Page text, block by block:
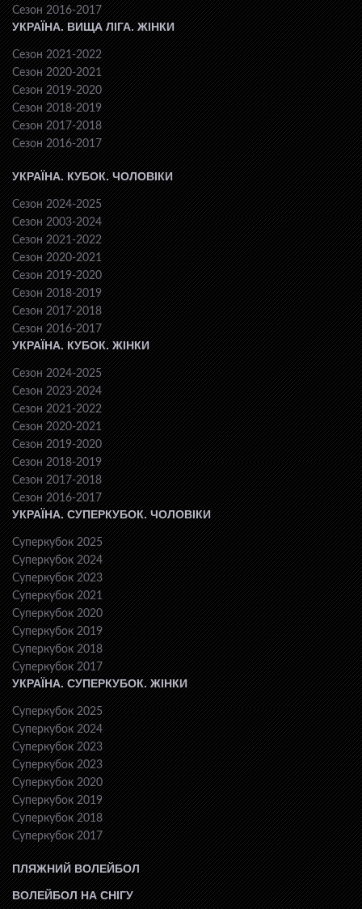
Сезон 2016-2017
УКРАЇНА. ВИЩА ЛІГА. ЖІНКИ
Сезон 2021-2022
Сезон 2020-2021
Сезон 2019-2020
Сезон 2018-2019
Сезон 2017-2018
Сезон 2016-2017
УКРАЇНА. КУБОК. ЧОЛОВІКИ
Сезон 2024-2025
Сезон 2003-2024
Сезон 2021-2022
Сезон 2020-2021
Сезон 2019-2020
Сезон 2018-2019
Сезон 2017-2018
Сезон 2016-2017
УКРАЇНА. КУБОК. ЖІНКИ
Сезон 2024-2025
Сезон 2023-2024
Сезон 2021-2022
Сезон 2020-2021
Сезон 2019-2020
Сезон 2018-2019
Сезон 2017-2018
Сезон 2016-2017
УКРАЇНА. СУПЕРКУБОК. ЧОЛОВІКИ
Суперкубок 2025
Суперкубок 2024
Суперкубок 2023
Суперкубок 2021
Суперкубок 2020
Суперкубок 2019
Суперкубок 2018
Суперкубок 2017
УКРАЇНА. СУПЕРКУБОК. ЖІНКИ
Суперкубок 2025
Суперкубок 2024
Суперкубок 2023
Суперкубок 2023
Суперкубок 2020
Суперкубок 2019
Суперкубок 2018
Суперкубок 2017
ПЛЯЖНИЙ ВОЛЕЙБОЛ
ВОЛЕЙБОЛ НА СНІГУ